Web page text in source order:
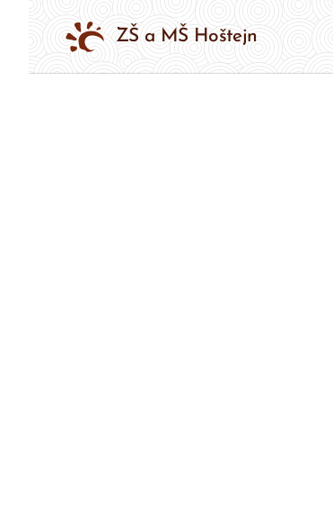
ZŠ a MŠ Hoštejn